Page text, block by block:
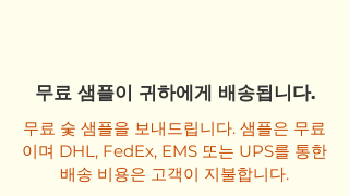
무료 샘플이 귀하에게 배송됩니다.
무료 숯 샘플을 보내드립니다. 샘플은 무료
이며 DHL, FedEx, EMS 또는 UPS를 통한
배송 비용은 고객이 지불합니다.